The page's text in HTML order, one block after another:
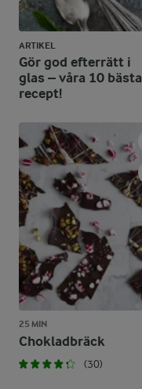
ARTIKEL
Gör god efterrätt i
glas – våra 10 bästa
recept!
25 MIN
Chokladbräck
(30)